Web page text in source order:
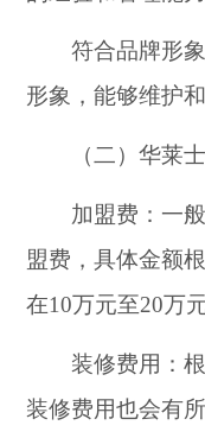
符合品牌形象
形象，能够维护
（二）华莱士
加盟费：一般
盟费，具体金额
在10万元至20万
装修费用：根
装修费用也会有